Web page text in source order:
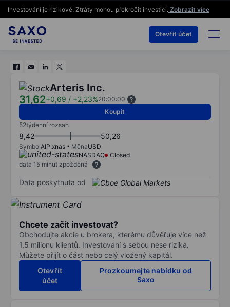
Investování je rizikové. Ztráty mohou překročit investici. Zobrazit více
Otevřít účet
Arteris Inc.
31,62+0,69 / +2,23%20:00:00
Koupit
52týdenní rozsah
8,42 50,26
SymbolAIP:xnas MěnaUSD
NASDAQ
Closed
data 15 minut zpožděná
Data poskytnuta od
Chcete začít investovat?
Obchodujte akcie u brokera, kterému důvěřuje více než
1,5 milionu klientů. Investování s sebou nese rizika.
Můžete přijít o část nebo celý vložený kapitál.
Otevřít
účet
Prozkoumejte nabídku od
Saxo